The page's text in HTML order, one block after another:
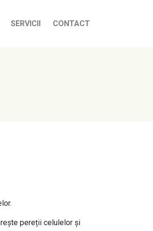
SERVICII CONTACT
pereții celulelor și